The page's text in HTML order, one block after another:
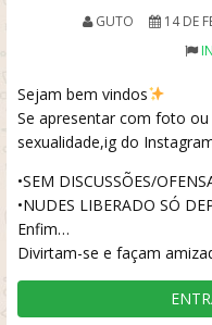
GUTO 14 DE
Sejam bem vindos
Se apresentar com foto
sexualidade,ig do
•SEM DISCUSSÕES/
•NUDES LIBERADO SÓ
Enfim…
Divirtam-se e façam